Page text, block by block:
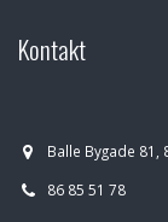
Kontakt
Balle Bygade 81,
86 85 51 78